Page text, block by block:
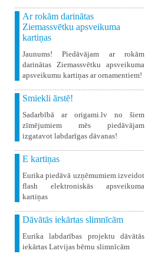
Ar rokām darinātas
Ziemassvētku apsveikuma
kartiņas
Jaunums! Piedāvājam ar rokām
darinātas Ziemassvētku apsveikuma
apsveikumu kartiņas ar ornamentiem!
Smiekli ārstē!
Sadarbībā ar origami.lv no šiem
zīmējumiem mēs piedāvājam
izgatavot labdarīgas dāvanas!
E kartiņas
Eurika piedāvā uzņēmumiem izveidot
flash elektroniskās apsveikuma
kartiņas
Dāvātās iekārtas slimnīcām
Eurika labdarības projektu dāvātās
iekārtas Latvijas bērnu slimnīcām